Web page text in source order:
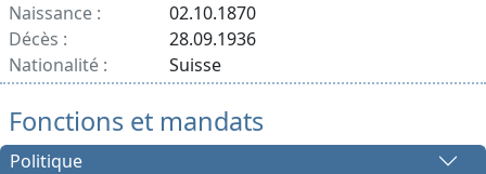
Naissance :
02.10.1870
Décès :
28.09.1936
Nationalité :
Suisse
Fonctions et mandats
Politique